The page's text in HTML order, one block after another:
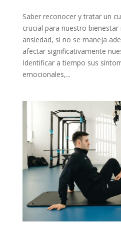
Saber reconocer y tratar un
crucial para nuestro bienestar
ansiedad, si no se maneja
afectar significativamente
Identificar a tiempo sus
emocionales,...